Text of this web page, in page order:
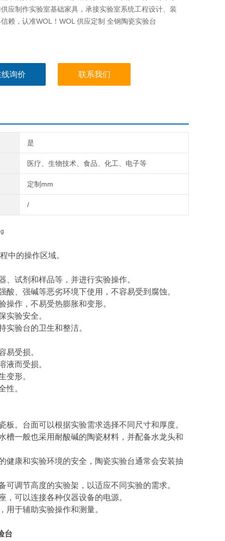
应制作实验室基础家具，承接实验室系统工程设计、装
赖，认准WOL！WOL 供应定制 全钢陶瓷实验台
询价 联系我们
是
医疗、生物技术、食品、化工、电子等
定制mm
/
中的操作区域。
试剂和样品等，并进行实验操作。
、强碱等恶劣环境下使用，不容易受到腐蚀。
作，不易受热膨胀和变形。
实验安全。
实验台的卫生和整洁。
易受损。
液而受损。
变形。
性。
。台面可以根据实验需求选择不同尺寸和厚度。
槽一般也采用耐酸碱的陶瓷材料，并配备水龙头和
健康和实验环境的安全，陶瓷实验台通常会安装抽
调节高度的实验架，以适应不同实验的需求。
可以连接各种仪器设备的电源。
于辅助实验操作和测量。
台